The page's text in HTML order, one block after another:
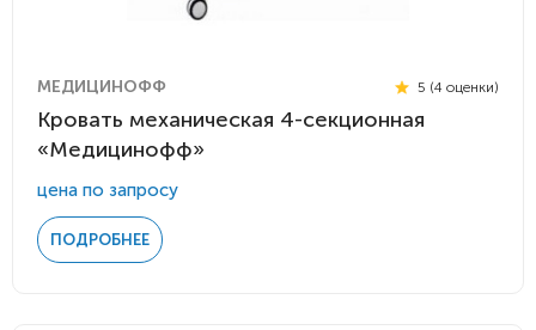
МЕДИЦИНОФФ 5 (4 оценки)
Кровать механическая 4-секционная
«Медицинофф»
цена по запросу
ПОДРОБНЕЕ